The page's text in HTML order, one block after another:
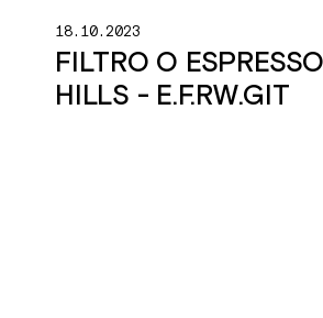
18.10.2023
FILTRO O
HILLS - E.F.RW.GIT